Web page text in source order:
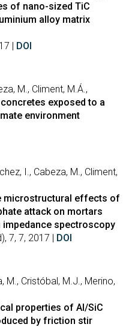
of nano-sized TiC
alloy matrix
| DOI
M., Climent, M.Á.,
exposed to a
environment
I., Cabeza, M., Climent,
microstructural effects of
attack on mortars
spectroscopy
7, 7, 2017 | DOI
M., Cristóbal, M.J., Merino,
properties of Al/SiC
by friction stir